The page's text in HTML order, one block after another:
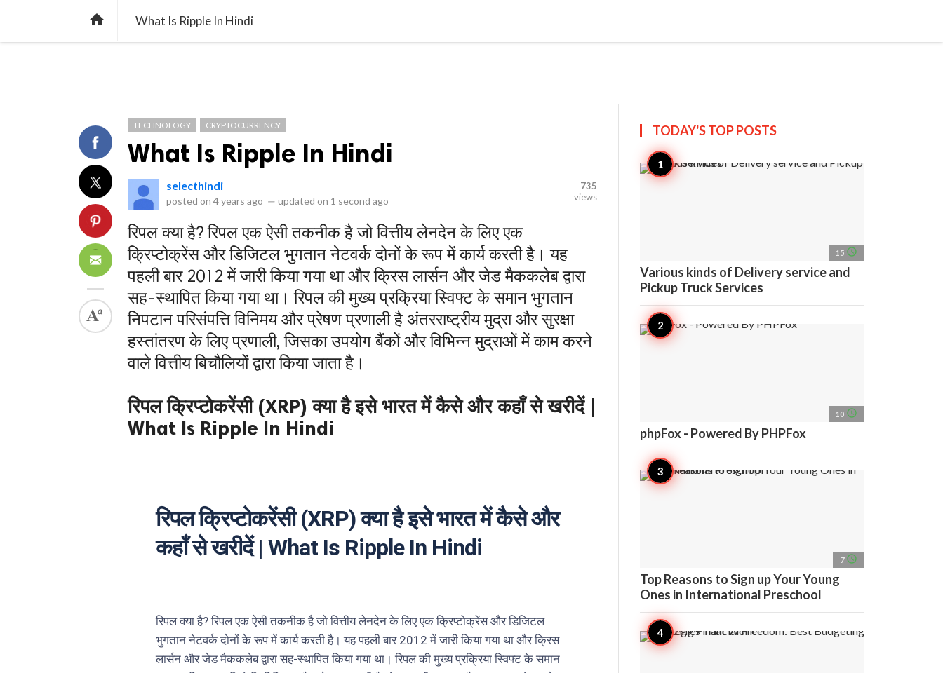
home What Is Ripple In Hindi
TECHNOLOGY CRYPTOCURRENCY
What Is Ripple In Hindi
selecthindi
posted on 4 years ago — updated on 1 second ago
735
views
रिपल क्या है? रिपल एक ऐसी तकनीक है जो वित्तीय लेनदेन के लिए एक
क्रिप्टोक्रेंस और डिजिटल भुगतान नेटवर्क दोनों के रूप में कार्य करती है। यह
पहली बार 2012 में जारी किया गया था और क्रिस लार्सन और जेड मैककलेब द्वारा
सह-स्थापित किया गया था। रिपल की मुख्य प्रक्रिया स्विफ्ट के समान भुगतान
निपटान परिसंपत्ति विनिमय और प्रेषण प्रणाली है अंतरराष्ट्रीय मुद्रा और सुरक्षा
हस्तांतरण के लिए प्रणाली, जिसका उपयोग बैंकों और विभिन्न मुद्राओं में काम करने
वाले वित्तीय बिचौलियों द्वारा किया जाता है।
रिपल क्रिप्टोकरेंसी (XRP) क्या है इसे भारत में कैसे और कहाँ से खरीदें |
What Is Ripple In Hindi
रिपल क्रिप्टोकरेंसी (XRP) क्या है इसे भारत में कैसे और
कहाँ से खरीदें | What Is Ripple In Hindi
रिपल क्या है? रिपल एक ऐसी तकनीक है जो वित्तीय लेनदेन के लिए एक क्रिप्टोक्रेंस और डिजिटल
भुगतान नेटवर्क दोनों के रूप में कार्य करती है। यह पहली बार 2012 में जारी किया गया था और क्रिस
लार्सन और जेड मैककलेब द्वारा सह-स्थापित किया गया था। रिपल की मुख्य प्रक्रिया स्विफ्ट के समान
TODAY'S TOPPOSTS
15 access_time
Various kinds of Delivery service and
Pickup Truck Services
10 access_time
phpFox - Powered By PHPFox
7 access_time
Top Reasons to Sign up Your Young
Ones in International Preschool